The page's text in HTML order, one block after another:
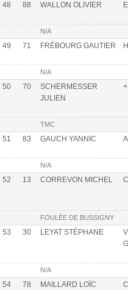
48 88 WALLON OLIVIER
N/A
49 71 FRÉBOURG GAUTIER
N/A
50 70
SCHERMESSER
JULIEN
TMC
51 83 GAUCH YANNIC
N/A
52 13 CORREVON MICHEL
FOULÉE DE BUSSIGNY
53 30 LEYAT STÉPHANE
N/A
54 78 MAILLARD LOÏC